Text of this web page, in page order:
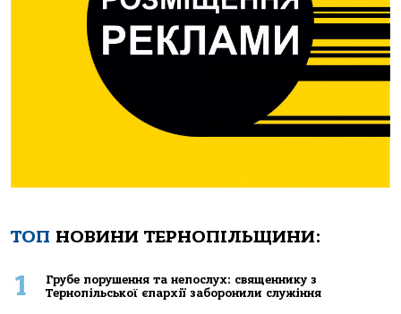
ТОП НОВИНИ ТЕРНОПІЛЬЩИНИ:
1
Грубе порушення та непослух: священнику з
Тернопільської єпархії заборонили служіння